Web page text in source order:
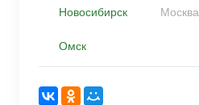
Новосибирск Москва
Омск